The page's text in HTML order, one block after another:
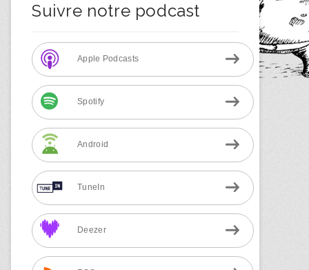
Suivre notre podcast
Apple Podcasts
Spotify
Android
TuneIn
Deezer